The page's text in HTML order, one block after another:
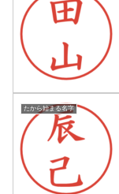
たから始まる名字